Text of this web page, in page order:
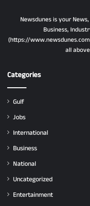
Newsdunes is your
Business,
(https://
all
Categories
Gulf
Jobs
International
Business
National
Uncategorized
Entertainment